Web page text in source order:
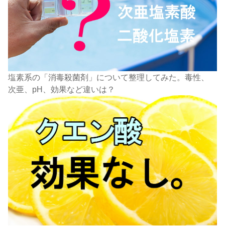
塩素系の「消毒殺菌剤」について整理してみた。毒性、
次亜、pH、効果など違いは？